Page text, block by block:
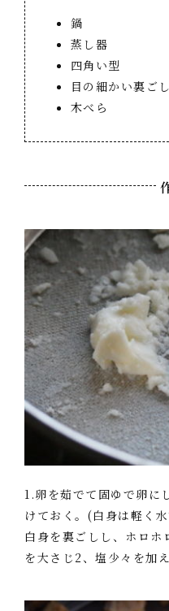
鍋
蒸し器
四角い型
目の細かい裏ご
木べら
1.卵を茹でて固ゆで卵に
けておく。(白身は軽く
白身を裏ごしし、ホロホ
を大さじ2、塩少々を加